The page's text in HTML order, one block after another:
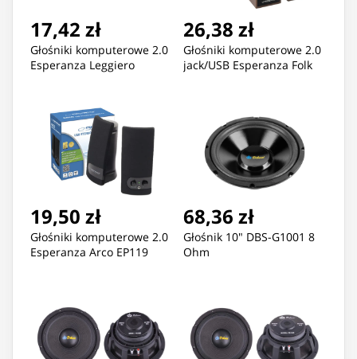
17,42 zł
Głośniki komputerowe 2.0
Esperanza Leggiero
26,38 zł
Głośniki komputerowe 2.0
jack/USB Esperanza Folk
19,50 zł
Głośniki komputerowe 2.0
Esperanza Arco EP119
68,36 zł
Głośnik 10" DBS-G1001 8
Ohm